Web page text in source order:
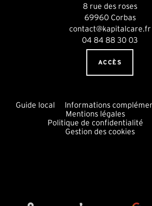
8 rue des roses
69960 Corbas
contact@kapitalcare.fr
04 84 88 30 03
ACCÈS
Guide local
Informations
Mentions légales
Politique de confidentialité
Gestion des cookies